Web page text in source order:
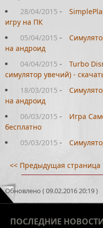
28/04/2015 -
игру на ПК
05/04/2015 -
на андроид
04/04/2015 -
Turbo
симулятор увечий) -
18/03/2015 -
на андроид
06/03/2015 -
Игра
бесплатно
05/03/2015 -
<< Предыдущая страница
Обновлено ( 09.02.2016 20:19 )
ПОСЛЕДНИЕ